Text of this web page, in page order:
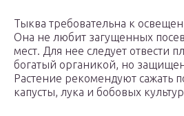
Тыква требовательна к
Она не любит загущенных
мест. Для нее следует отвести
богатый органикой, но
Растение рекомендуют сажать
капусты, лука и бобовых